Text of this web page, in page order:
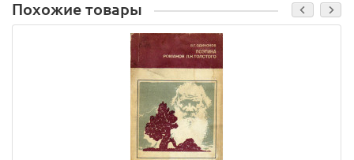
Похожие товары